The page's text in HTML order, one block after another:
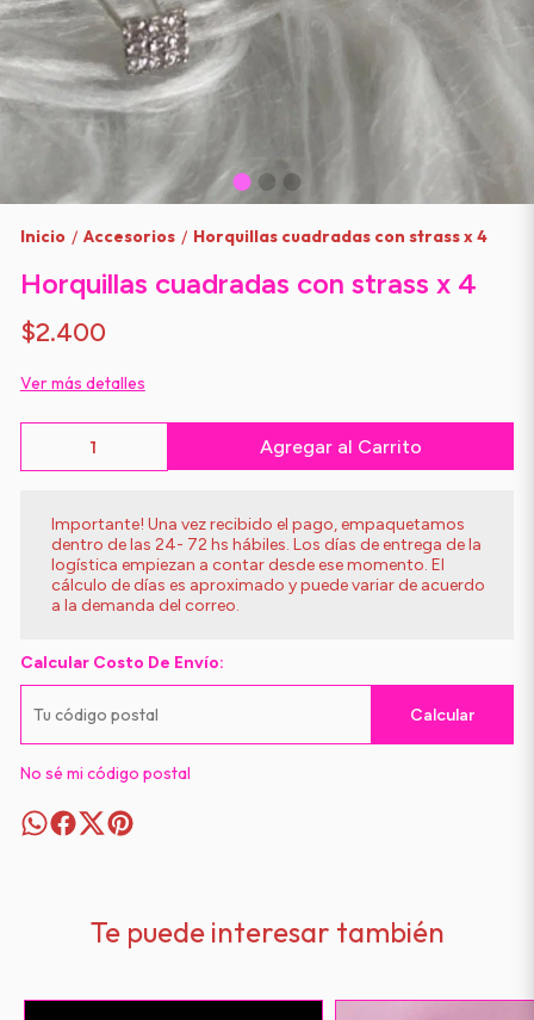
Inicio / Accesorios / Horquillas cuadradas con strass x 4
Horquillas cuadradas con strass x 4
$2.400
Ver más detalles
Agregar al Carrito
Importante! Una vez recibido el pago, empaquetamos
dentro de las 24- 72 hs hábiles. Los días de entrega de la
logística empiezan a contar desde ese momento. El
cálculo de días es aproximado y puede variar de acuerdo
a la demanda del correo.
Calcular Costo De Envío:
Calcular
No sé mi código postal
Te puede interesar también